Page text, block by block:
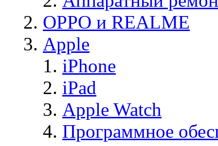
OPPO и REALME
Apple
iPhone
iPad
Apple Watch
Программное